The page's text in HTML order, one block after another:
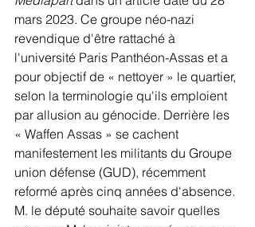
mars 2023. Ce groupe néo-nazi
revendique d'être rattaché à
l'université Paris Panthéon-Assas et a
pour objectif de « nettoyer » le quartier,
selon la terminologie qu'ils emploient
par allusion au génocide. Derrière les
« Waffen Assas » se cachent
manifestement les militants du Groupe
union défense (GUD), récemment
reformé après cinq années d'absence.
M. le député souhaite savoir quelles